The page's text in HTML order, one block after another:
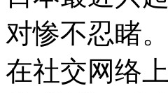
对惨不忍睹
在社交网络